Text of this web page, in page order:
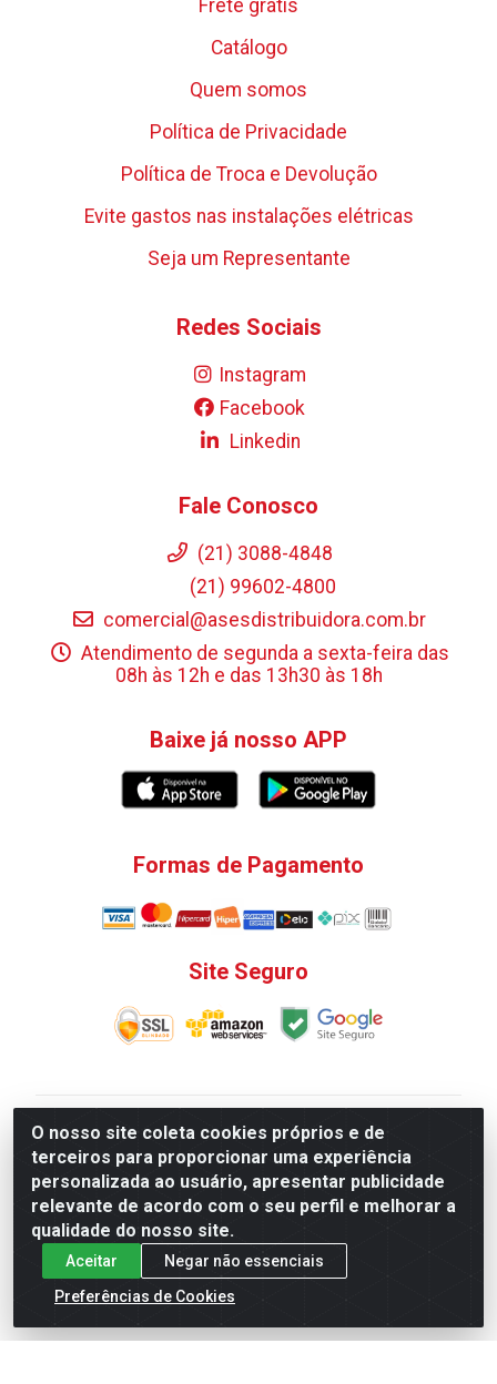
O nosso site coleta cookies próprios e de
terceiros para proporcionar uma experiência
personalizada ao usuário, apresentar publicidade
relevante de acordo com o seu perfil e melhorar a
qualidade do nosso site.
Aceitar
Negar não essenciais
Preferências de Cookies
Frete grátis
Catálogo
Quem somos
Política de Privacidade
Política de Troca e Devolução
Evite gastos nas instalações elétricas
Seja um Representante
Redes Sociais
Instagram
Facebook
Linkedin
Fale Conosco
(21) 3088-4848
(21) 99602-4800
comercial@asesdistribuidora.com.br
Atendimento de segunda a sexta-feira das
08h às 12h e das 13h30 às 18h
Baixe já nosso APP
Formas de Pagamento
Site Seguro
V. C. Ferragens LTDA - Rua do Matoso, 132 - Praça da
Bandeira, Rio de Janeiro/ RJ - CEP 20.270-135 - CNPJ
12.324.723/0001-25
Todas as regras de promoções, descontos, preços e
prazos de pagamento e entrega expostos aqui são
válidos apenas para compras via internet. Preços e
estoque sujeito a alterações sem aviso prévio.